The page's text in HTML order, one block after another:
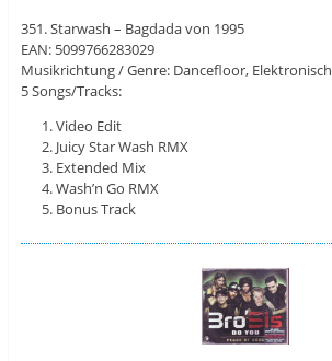
351. Starwash – Bagdada von 1995
EAN: 5099766283029
Musikrichtung / Genre: Dancefloor, Elektronisch
5 Songs/Tracks:
Video Edit
Juicy Star Wash RMX
Extended Mix
Wash’n Go RMX
Bonus Track